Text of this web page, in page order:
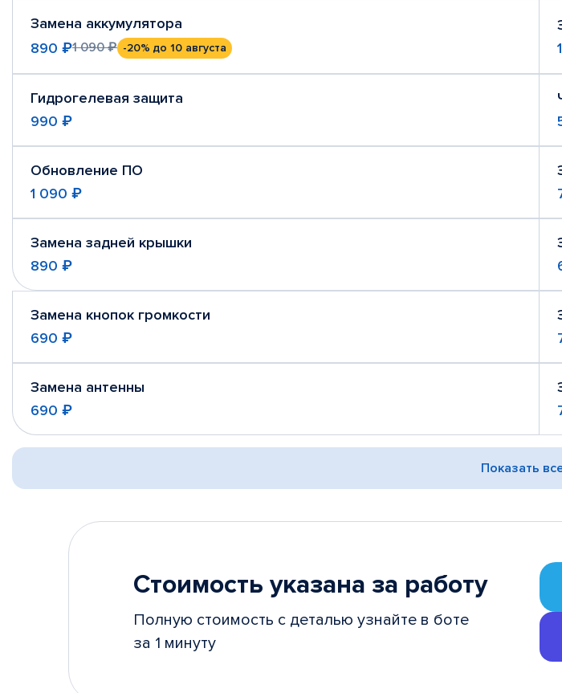
Замена аккумулятора
890 ₽1 090 ₽ -20% до 10 августа
Гидрогелевая защита
990 ₽
Обновление ПО
1 090 ₽
Замена задней крышки
890 ₽
Замена кнопок громкости
690 ₽
Замена антенны
690 ₽
Показать
Стоимость указана за работу
Полную стоимость с деталью узнайте в боте
за 1 минуту